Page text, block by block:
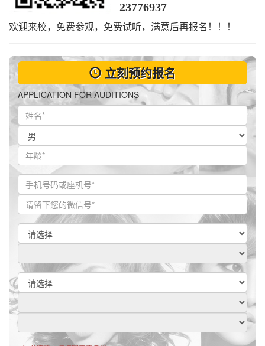
23776937
欢迎来校，免费参观，免费试听，满意后再报名！！！
立刻预约报名
APPLICATION FOR AUDITIONS